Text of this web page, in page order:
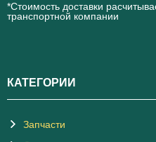
*Стоимость доставки
транспортной компании
КАТЕГОРИИ
Запчасти